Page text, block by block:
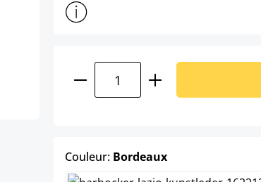
Afficher plus d'informations sur le produit
Quantité de produit :
Couleur: Bordeauxselect